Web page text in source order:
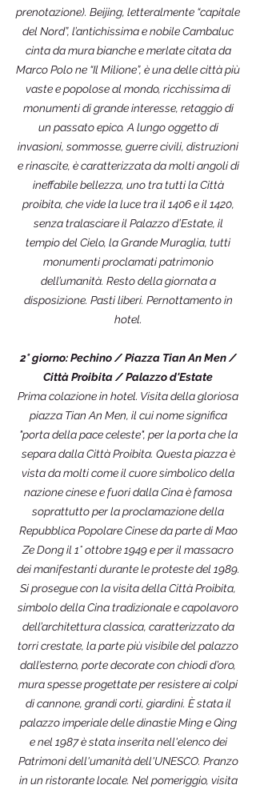
prenotazione). Beijing, letteralmente “capitale
del Nord”, l’antichissima e nobile Cambaluc
cinta da mura bianche e merlate citata da
Marco Polo ne “Il Milione”, è una delle città più
vaste e popolose al mondo, ricchissima di
monumenti di grande interesse, retaggio di
un passato epico. A lungo oggetto di
invasioni, sommosse, guerre civili, distruzioni
e rinascite, è caratterizzata da molti angoli di
ineffabile bellezza, uno tra tutti la Città
proibita, che vide la luce tra il 1406 e il 1420,
senza tralasciare il Palazzo d’Estate, il
tempio del Cielo, la Grande Muraglia, tutti
monumenti proclamati patrimonio
dell’umanità. Resto della giornata a
disposizione. Pasti liberi. Pernottamento in
hotel.
2° giorno: Pechino / Piazza Tian An Men /
Città Proibita / Palazzo d'Estate
Prima colazione in hotel. Visita della gloriosa
piazza Tian An Men, il cui nome significa
"porta della pace celeste", per la porta che la
separa dalla Città Proibita. Questa piazza è
vista da molti come il cuore simbolico della
nazione cinese e fuori dalla Cina è famosa
soprattutto per la proclamazione della
Repubblica Popolare Cinese da parte di Mao
Ze Dong il 1° ottobre 1949 e per il massacro
dei manifestanti durante le proteste del 1989.
Si prosegue con la visita della Città Proibita,
simbolo della Cina tradizionale e capolavoro
dell’architettura classica, caratterizzato da
torri crestate, la parte più visibile del palazzo
dall’esterno, porte decorate con chiodi d’oro,
mura spesse progettate per resistere ai colpi
di cannone, grandi corti, giardini. È stata il
palazzo imperiale delle dinastie Ming e Qing
e nel 1987 è stata inserita nell'elenco dei
Patrimoni dell'umanità dell'UNESCO. Pranzo
in un ristorante locale. Nel pomeriggio, visita